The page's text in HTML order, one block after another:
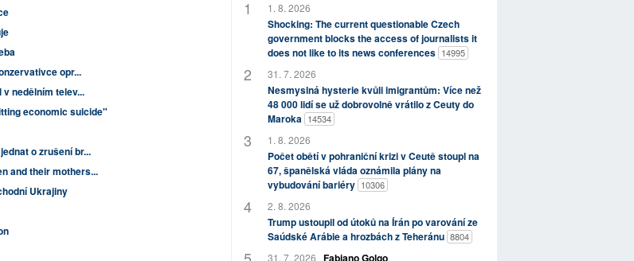
opr...
nedělním telev...
economic suicide"
o zrušení br...
and their mothers...
Ukrajiny
1. 8. 2026
Shocking: The current questionable Czech
government blocks the access of journalists it
does not like to its news conferences 14995
31. 7. 2026
Nesmyslná hysterie kvůli imigrantům: Více než
48 000 lidí se už dobrovolně vrátilo z Ceuty do
Maroka 14534
1. 8. 2026
Počet obětí v pohraniční krizi v Ceutě stoupl na
67, španělská vláda oznámila plány na
vybudování bariéry 10306
2. 8. 2026
Trump ustoupil od útoků na Írán po varování ze
Saúdské Arábie a hrozbách z Teheránu 8804
31. 7. 2026 Fabiano Golgo